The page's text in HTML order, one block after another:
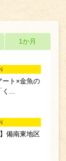
1か月
ート×金魚の
く...
備南東地区